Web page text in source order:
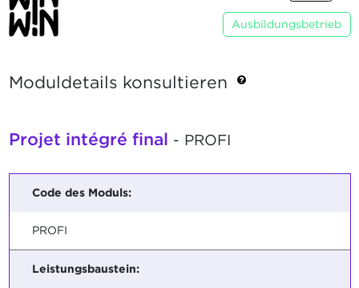
Ausbildungsbetrieb
Moduldetails konsultieren
Projet intégré final - PROFI
Code des Moduls:
PROFI
Leistungsbaustein: